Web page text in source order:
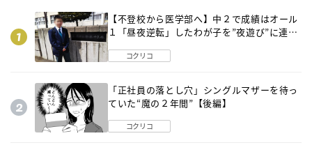
【不登校から医学部へ】中２で成績はオール
１「昼夜逆転」したわが子を”夜遊び”に連れ
コクリコ
「正社員の落とし穴」シングルマザーを待っ
ていた“魔の２年間”【後編】
コクリコ